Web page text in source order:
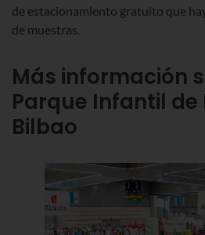
de estacionamiento gratuito que
de muestras.
Más información
Parque Infantil
Bilbao